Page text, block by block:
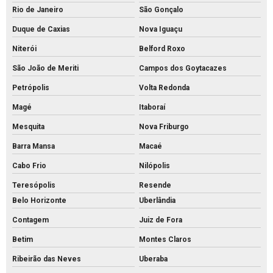
Fábrica de meio fio
Fábrica de mourão de concreto
Fábrica de palanque de concreto
Fabrica de piso intertravado
Fábrica piso tátil concreto
Fábrica de tijolos de cimento
Fábrica de tubo de concreto
Fabricante de piso intertravado
Fornecedor de piso intertravado
Fornecedor de tubos de concreto
Grelha de concreto para canaleta
Grelha de concreto pré moldado preço
Grelha de concreto pré moldado
Rio de Janeiro
São Gonçalo
Duque de Caxias Nova Iguaçu
Niterói Belford Roxo
São João de Meriti Campos dos Goytacazes
Petrópolis Volta Redonda
Magé Itaboraí
Mesquita Nova Friburgo
Barra Mansa Macaé
Cabo Frio Nilópolis
Teresópolis
Resende
Belo Horizonte
Uberlândia
Contagem Juiz de Fora
Betim Montes Claros
Ribeirão das Neves Uberaba